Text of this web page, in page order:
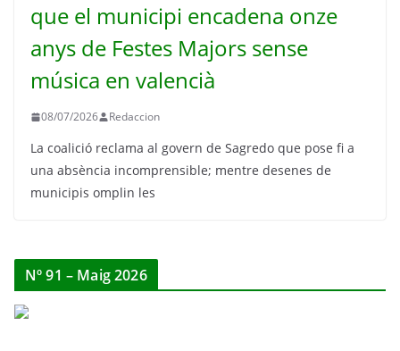
que el municipi encadena onze
anys de Festes Majors sense
música en valencià
08/07/2026 Redaccion
La coalició reclama al govern de Sagredo que pose fi a
una absència incomprensible; mentre desenes de
municipis omplin les
Nº 91 – Maig 2026